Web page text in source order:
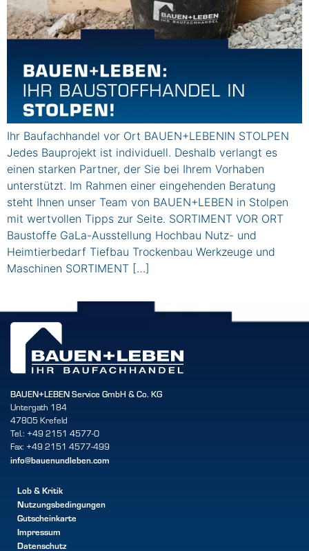
Ihr Baufachhandel vor Ort BAUEN+LEBENIN STOLPEN
Jedes Bauprojekt ist individuell. Deshalb verlangt es
einen starken Partner, der Sie bei Ihrem Vorhaben
unterstützt. Im Rahmen einer eingehenden Beratung
steht Ihnen unser Team von BAUEN+LEBEN in Stolpen
mit wertvollen Tipps zur Seite. SORTIMENT VOR ORT
Baustoffe GaLa-Ausstellung Hochbau Nutz- und
Heimtierbedarf Tiefbau Trockenbau Werkzeuge und
Maschinen SORTIMENT […]
BAUEN+LEBEN Service GmbH & Co. KG
Untergath 184
47805 Krefeld
Tel.: +49 2151 4577-0
Fax: +49 2151 4577-499
info@bauenundleben.com
Lob & Kritik
Nutzungsbedingungen
Gutscheinkarte
Impressum
Datenschutz